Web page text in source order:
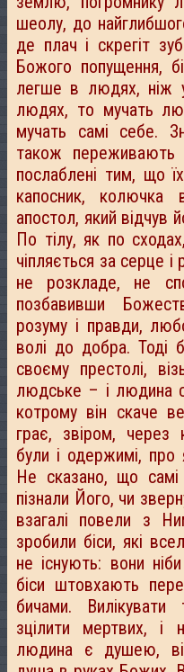
шеолу, до
де плач і скрегіт
Божого попущення,
легше в людях, ніж
людях, то мучать
мучать самі себе.
також переживають
послаблені тим, що
капосник, колючка
апостол, який відчув
По тілу, як по
чіпляється за серце
не розкладе, не
позбавивши
розуму і правди,
волі до добра. Тоді
своєму престолі,
людське – і людина
котрому він скаче
грає, звіром, через
були і одержимі, про
Не сказано, що
пізнали Його, чи
взагалі повели з
зробили біси, які
не існують: вони
біси штовхають
бичами.
зцілити мертвих, і
людина є душею,